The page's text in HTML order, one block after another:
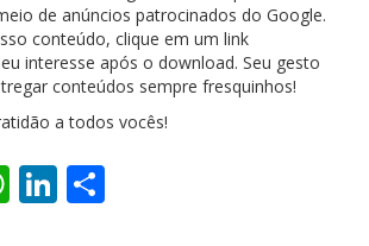
de anúncios patrocinados do Google.
conteúdo, clique em um link
interesse após o download. Seu gesto
conteúdos sempre fresquinhos!
a todos vocês!
WhatsApp
LinkedIn